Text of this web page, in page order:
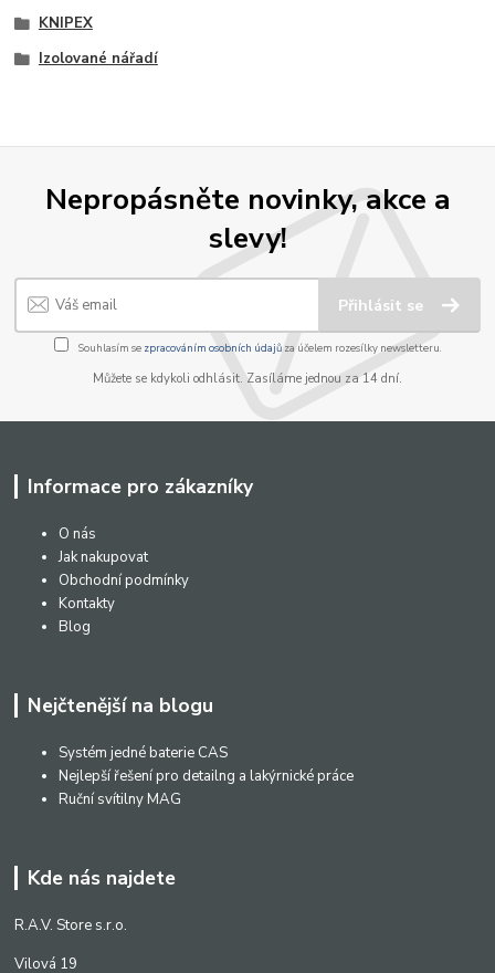
KNIPEX
Izolované nářadí
Nepropásněte novinky, akce a
slevy!
Přihlásit se
Souhlasím se zpracováním osobních údajůza účelem rozesílky newsletteru.
Můžete se kdykoli odhlásit. Zasíláme jednou za 14 dní.
Informace pro zákazníky
O nás
Jak nakupovat
Obchodní podmínky
Kontakty
Blog
Nejčtenější na blogu
Systém jedné baterie CAS
Nejlepší řešení pro detailng a lakýrnické práce
Ruční svítilny MAG
Kde nás najdete
R.A.V. Store s.r.o.
Vilová 19